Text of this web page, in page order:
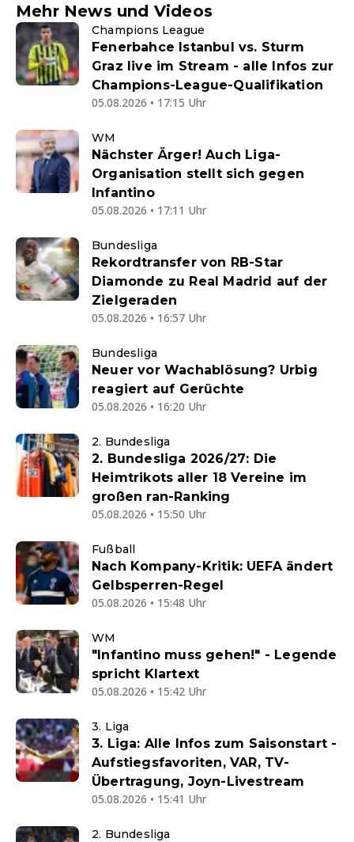
Mehr News und Videos
Champions League
Fenerbahce Istanbul vs. Sturm
Graz live im Stream - alle Infos zur
Champions-League-Qualifikation
05.08.2026 • 17:15 Uhr
WM
Nächster Ärger! Auch Liga-
Organisation stellt sich gegen
Infantino
05.08.2026 • 17:11 Uhr
Bundesliga
Rekordtransfer von RB-Star
Diamonde zu Real Madrid auf der
Zielgeraden
05.08.2026 • 16:57 Uhr
Bundesliga
Neuer vor Wachablösung? Urbig
reagiert auf Gerüchte
05.08.2026 • 16:20 Uhr
2. Bundesliga
2. Bundesliga 2026/27: Die
Heimtrikots aller 18 Vereine im
großen ran-Ranking
05.08.2026 • 15:50 Uhr
Fußball
Nach Kompany-Kritik: UEFA ändert
Gelbsperren-Regel
05.08.2026 • 15:48 Uhr
WM
"Infantino muss gehen!" - Legende
spricht Klartext
05.08.2026 • 15:42 Uhr
3. Liga
3. Liga: Alle Infos zum Saisonstart -
Aufstiegsfavoriten, VAR, TV-
Übertragung, Joyn-Livestream
05.08.2026 • 15:41 Uhr
2. Bundesliga